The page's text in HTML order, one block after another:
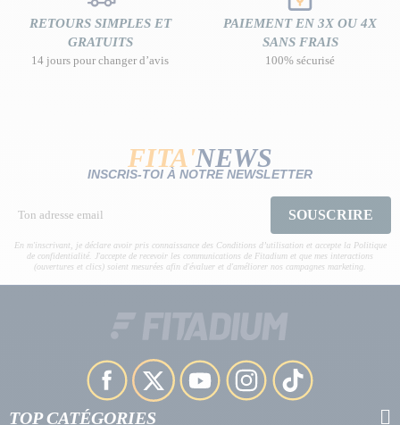
RETOURS SIMPLES ET
GRATUITS
14 jours pour changer d’avis
PAIEMENT EN 3X OU 4X
SANS FRAIS
100% sécurisé
FITA'NEWS
INSCRIS-TOI À NOTRE NEWSLETTER
SOUSCRIRE
En m'inscrivant, je déclare avoir pris connaissance des Conditions d’utilisation et accepte la Politique
de confidentialité. J'accepte de recevoir les communications de Fitadium et que mes interactions
(ouvertures et clics) soient mesurées afin d'évaluer et d'améliorer nos campagnes marketing.
TOP CATÉGORIES